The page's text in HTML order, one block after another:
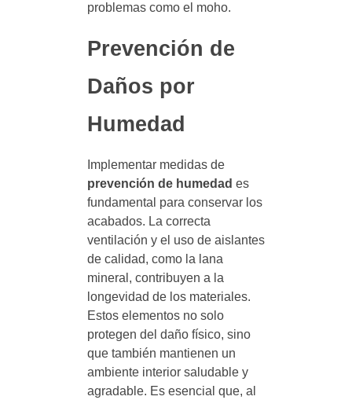
problemas como el moho.
Prevención de
Daños por
Humedad
Implementar medidas de
prevención de humedad es
fundamental para conservar los
acabados. La correcta
ventilación y el uso de aislantes
de calidad, como la lana
mineral, contribuyen a la
longevidad de los materiales.
Estos elementos no solo
protegen del daño físico, sino
que también mantienen un
ambiente interior saludable y
agradable. Es esencial que, al